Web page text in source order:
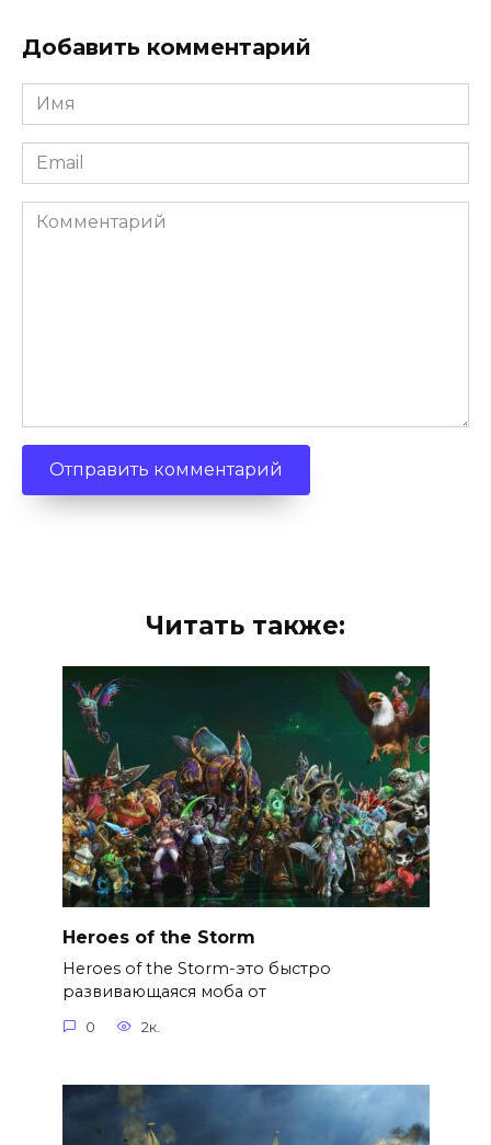
Добавить комментарий
Имя
*
Email
*
Комментарий
Читать также:
Heroes of the Storm
Heroes of the Storm-это быстро
развивающаяся моба от
0 2к.